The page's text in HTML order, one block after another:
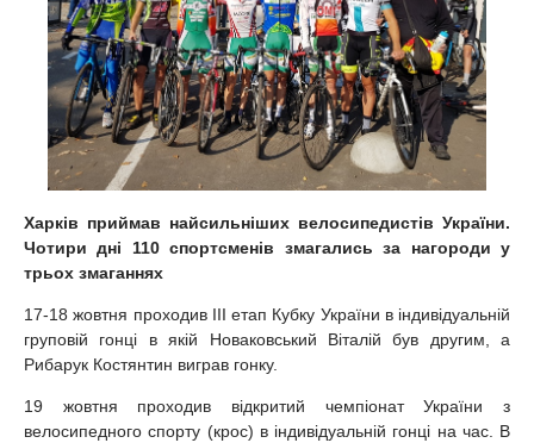
Харків приймав найсильніших велосипедистів України.
Чотири дні 110 спортсменів змагались за нагороди у
трьох змаганнях
17-18 жовтня проходив ІІІ етап Кубку України в індивідуальній
груповій гонці в якій Новаковський Віталій був другим, а
Рибарук Костянтин виграв гонку.
19 жовтня проходив відкритий чемпіонат України з
велосипедного спорту (крос) в індивідуальній гонці на час. В